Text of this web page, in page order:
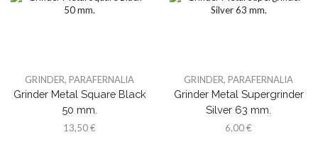
GRINDER, PARAFERNALIA
Grinder Metal Square Black
50 mm.
13,50€
GRINDER, PARAFERNALIA
Grinder Metal Supergrinder
Silver 63 mm.
6,00€